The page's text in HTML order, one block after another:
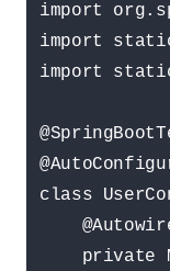
import
import
import
class
private